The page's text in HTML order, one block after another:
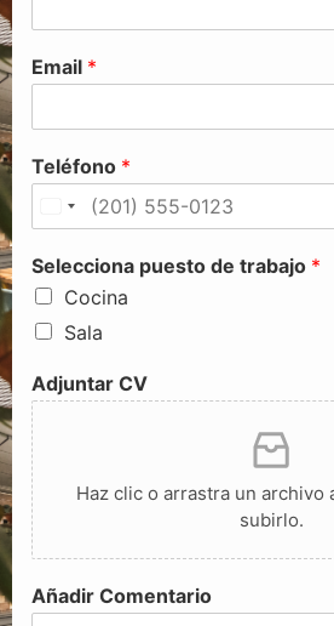
Email *
Teléfono *
United States +1
Selecciona puesto de trabajo *
Cocina
Sala
Adjuntar CV
Haz clic o arrastra un archivo
subirlo.
Añadir Comentario